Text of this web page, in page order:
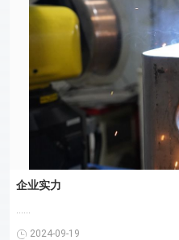
企业实力
......
2024-09-19